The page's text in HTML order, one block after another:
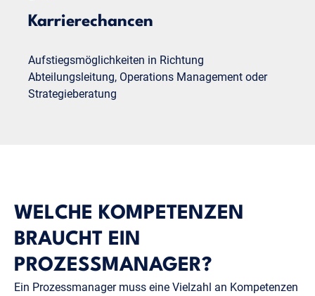
Karrierechancen
Aufstiegsmöglichkeiten in Richtung
Abteilungsleitung, Operations Management oder
Strategieberatung
WELCHE KOMPETENZEN
BRAUCHT EIN
PROZESSMANAGER?
Ein Prozessmanager muss eine Vielzahl an Kompetenzen